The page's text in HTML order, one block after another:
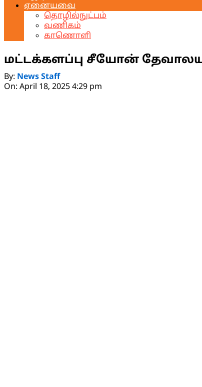
ஏனையவை
தொழில்நுட்பம்
வணிகம்
காணொளி
மட்டக்களப்பு சீயோன் தேவாலய
By: News Staff
On: April 18, 2025 4:29 pm